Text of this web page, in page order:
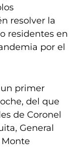
resolver la
residentes en
por el
primer
del que
de Coronel
General